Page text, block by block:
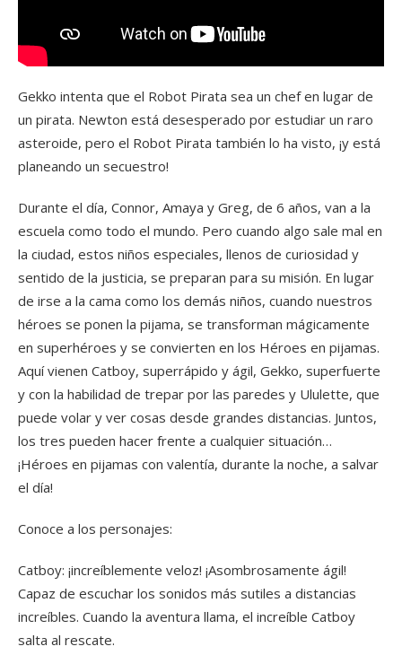
Gekko intenta que el Robot Pirata sea un chef en lugar de
un pirata. Newton está desesperado por estudiar un raro
asteroide, pero el Robot Pirata también lo ha visto, ¡y está
planeando un secuestro!
Durante el día, Connor, Amaya y Greg, de 6 años, van a la
escuela como todo el mundo. Pero cuando algo sale mal en
la ciudad, estos niños especiales, llenos de curiosidad y
sentido de la justicia, se preparan para su misión. En lugar
de irse a la cama como los demás niños, cuando nuestros
héroes se ponen la pijama, se transforman mágicamente
en superhéroes y se convierten en los Héroes en pijamas.
Aquí vienen Catboy, superrápido y ágil, Gekko, superfuerte
y con la habilidad de trepar por las paredes y Ululette, que
puede volar y ver cosas desde grandes distancias. Juntos,
los tres pueden hacer frente a cualquier situación…
¡Héroes en pijamas con valentía, durante la noche, a salvar
el día!
Conoce a los personajes:
Catboy: ¡increíblemente veloz! ¡Asombrosamente ágil!
Capaz de escuchar los sonidos más sutiles a distancias
increíbles. Cuando la aventura llama, el increíble Catboy
salta al rescate.